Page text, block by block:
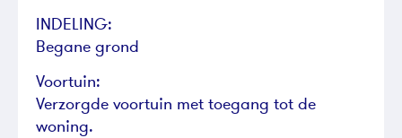
INDELING:
Begane grond
Voortuin:
Verzorgde voortuin met toegang tot de
woning.